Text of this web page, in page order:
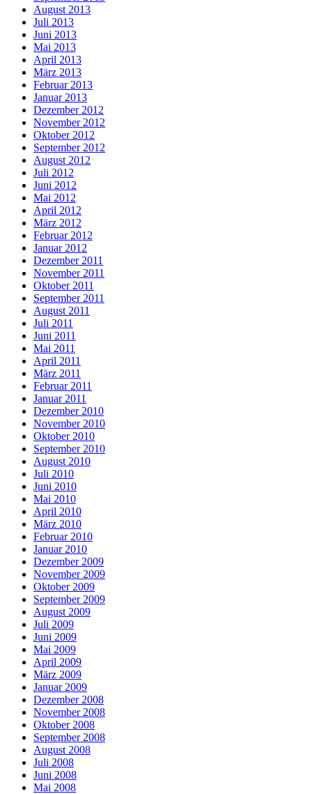
August 2013
Juli 2013
Juni 2013
Mai 2013
April 2013
März 2013
Februar 2013
Januar 2013
Dezember 2012
November 2012
Oktober 2012
September 2012
August 2012
Juli 2012
Juni 2012
Mai 2012
April 2012
März 2012
Februar 2012
Januar 2012
Dezember 2011
November 2011
Oktober 2011
September 2011
August 2011
Juli 2011
Juni 2011
Mai 2011
April 2011
März 2011
Februar 2011
Januar 2011
Dezember 2010
November 2010
Oktober 2010
September 2010
August 2010
Juli 2010
Juni 2010
Mai 2010
April 2010
März 2010
Februar 2010
Januar 2010
Dezember 2009
November 2009
Oktober 2009
September 2009
August 2009
Juli 2009
Juni 2009
Mai 2009
April 2009
März 2009
Januar 2009
Dezember 2008
November 2008
Oktober 2008
September 2008
August 2008
Juli 2008
Juni 2008
Mai 2008